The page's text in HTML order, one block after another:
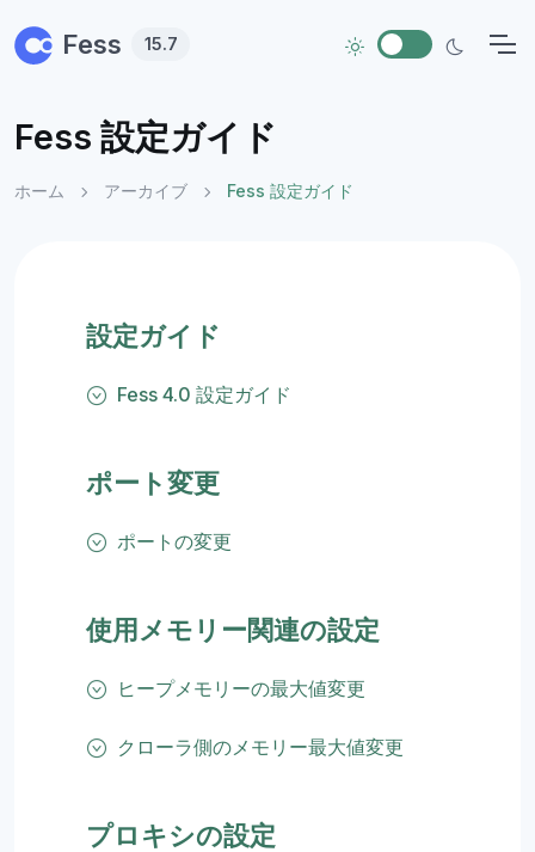
Fess 15.7
Fess 設定ガイド
ホーム アーカイブ Fess 設定ガイド
設定ガイド
Fess 4.0 設定ガイド
ポート変更
ポートの変更
使用メモリー関連の設定
ヒープメモリーの最大値変更
クローラ側のメモリー最大値変更
プロキシの設定